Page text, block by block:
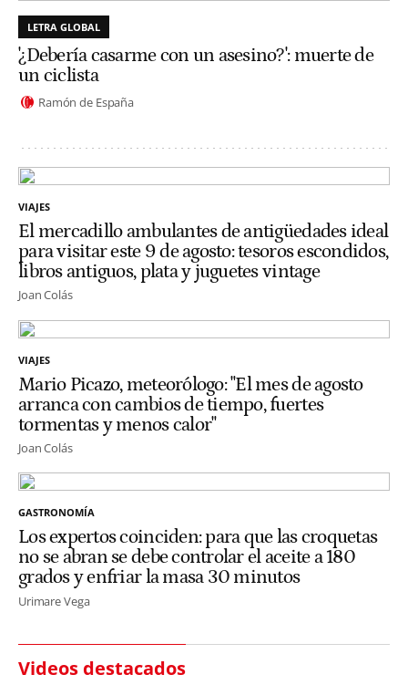
LETRA GLOBAL
'¿Debería casarme con un asesino?': muerte de
un ciclista
Ramón de España
VIAJES
El mercadillo ambulantes de antigüedades ideal
para visitar este 9 de agosto: tesoros escondidos,
libros antiguos, plata y juguetes vintage
Joan Colás
VIAJES
Mario Picazo, meteorólogo: "El mes de agosto
arranca con cambios de tiempo, fuertes
tormentas y menos calor"
Joan Colás
GASTRONOMÍA
Los expertos coinciden: para que las croquetas
no se abran se debe controlar el aceite a 180
grados y enfriar la masa 30 minutos
Urimare Vega
Videos destacados